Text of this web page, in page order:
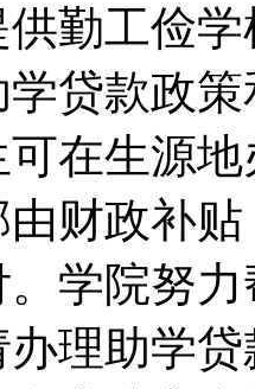
供勤工俭
贷款政
可在生源
财政补
。学院努
办理助学